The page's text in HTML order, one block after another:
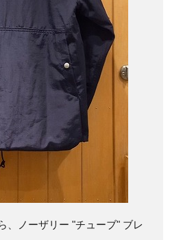
、ノーザリー "チューブ" ブレ